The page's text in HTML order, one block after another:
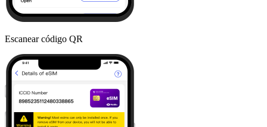
Escanear código QR